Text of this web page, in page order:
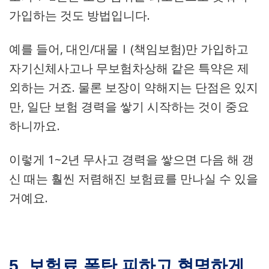
가입하는 것도 방법입니다.
예를 들어, 대인/대물Ⅰ(책임보험)만 가입하고
자기신체사고나 무보험차상해 같은 특약은 제
외하는 거죠. 물론 보장이 약해지는 단점은 있지
만, 일단 보험 경력을 쌓기 시작하는 것이 중요
하니까요.
이렇게 1~2년 무사고 경력을 쌓으면 다음 해 갱
신 때는 훨씬 저렴해진 보험료를 만나실 수 있을
거예요.